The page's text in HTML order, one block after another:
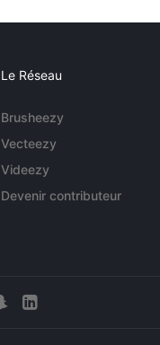
Le Réseau
Brusheezy
Vecteezy
Videezy
Devenir contributeur